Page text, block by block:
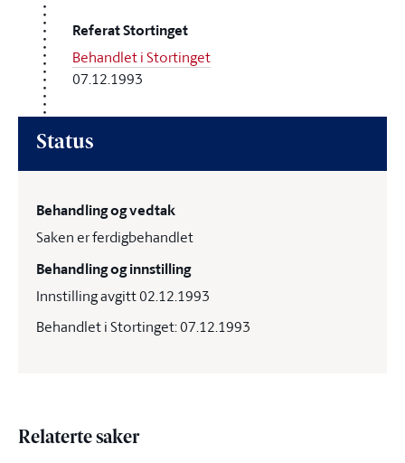
Referat Stortinget
Behandlet i Stortinget
07.12.1993
Status
Behandling og vedtak
Saken er ferdigbehandlet
Behandling og innstilling
Innstilling avgitt 02.12.1993
Behandlet i Stortinget: 07.12.1993
Relaterte saker